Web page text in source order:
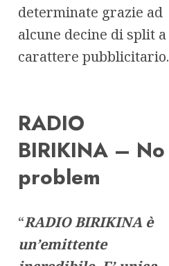
determinate grazie ad
alcune decine di split a
carattere pubblicitario.
RADIO
BIRIKINA – No
problem
“RADIO BIRIKINA è
un’emittente